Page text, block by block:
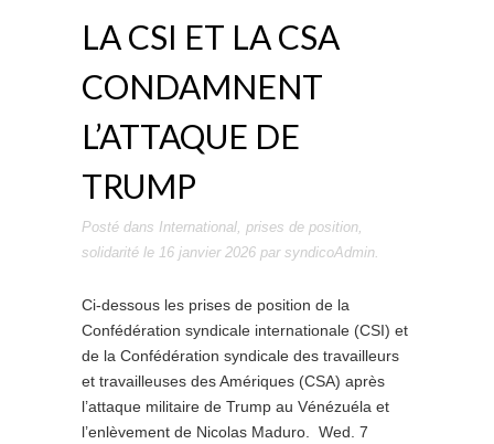
LA CSI ET LA CSA
CONDAMNENT
L’ATTAQUE DE
TRUMP
Posté dans International, prises de position,
solidarité le 16 janvier 2026 par syndicoAdmin.
Ci-dessous les prises de position de la
Confédération syndicale internationale (CSI) et
de la Confédération syndicale des travailleurs
et travailleuses des Amériques (CSA) après
l’attaque militaire de Trump au Vénézuéla et
l’enlèvement de Nicolas Maduro. Wed. 7